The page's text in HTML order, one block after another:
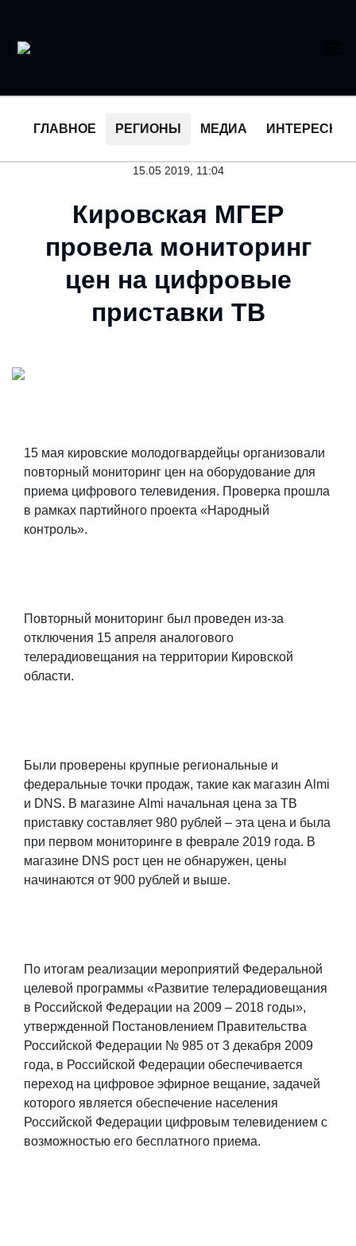
ГЛАВНОЕ РЕГИОНЫ МЕДИА ИНТЕРЕСНОЕ
15.05 2019, 11:04
Кировская МГЕР
провела мониторинг
цен на цифровые
приставки ТВ
15 мая кировские молодогвардейцы организовали
повторный мониторинг цен на оборудование для
приема цифрового телевидения. Проверка прошла
в рамках партийного проекта «Народный
контроль».
Повторный мониторинг был проведен из-за
отключения 15 апреля аналогового
телерадиовещания на территории Кировской
области.
Были проверены крупные региональные и
федеральные точки продаж, такие как магазин Almi
и DNS. В магазине Almi начальная цена за ТВ
приставку составляет 980 рублей – эта цена и была
при первом мониторинге в феврале 2019 года. В
магазине DNS рост цен не обнаружен, цены
начинаются от 900 рублей и выше.
По итогам реализации мероприятий Федеральной
целевой программы «Развитие телерадиовещания
в Российской Федерации на 2009 – 2018 годы»,
утвержденной Постановлением Правительства
Российской Федерации № 985 от 3 декабря 2009
года, в Российской Федерации обеспечивается
переход на цифровое эфирное вещание, задачей
которого является обеспечение населения
Российской Федерации цифровым телевидением с
возможностью его бесплатного приема.